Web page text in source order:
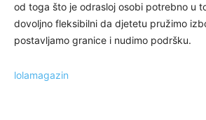
od toga što je odrasloj osobi potrebno u
dovoljno fleksibilni da djetetu pružimo
postavljamo granice i nudimo podršku.
lolamagazin